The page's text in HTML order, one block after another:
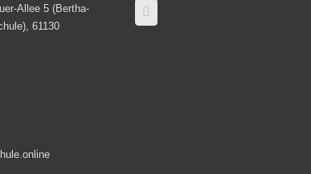
Allee 5 (Bertha-
61130